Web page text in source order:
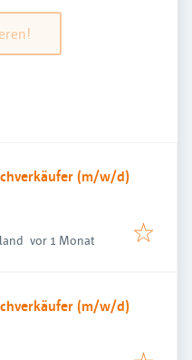
(m/w/d)
Veröffentlicht
vor 1 Monat
(m/w/d)